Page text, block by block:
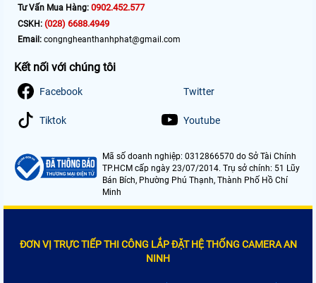
Tư Vấn Mua Hàng: 0902.452.577
CSKH: (028) 6688.4949
Email: congngheanthanhphat@gmail.com
Kết nối với chúng tôi
Facebook Twitter
Tiktok Youtube
Mã số doanh nghiệp: 0312866570 do Sở Tài Chính
TP.HCM cấp ngày 23/07/2014. Trụ sở chính: 51 Lũy
Bán Bích, Phường Phú Thạnh, Thành Phố Hồ Chí
Minh
ĐƠN VỊ TRỰC TIẾP THI CÔNG LẮP ĐẶT HỆ THỐNG CAMERA AN
NINH